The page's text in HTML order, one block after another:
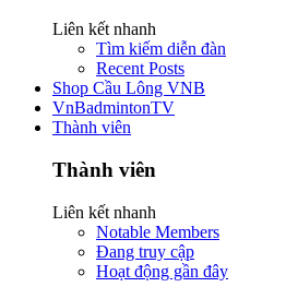
Liên kết nhanh
Tìm kiếm diễn đàn
Recent Posts
Shop Cầu Lông VNB
VnBadmintonTV
Thành viên
Thành viên
Liên kết nhanh
Notable Members
Đang truy cập
Hoạt động gần đây